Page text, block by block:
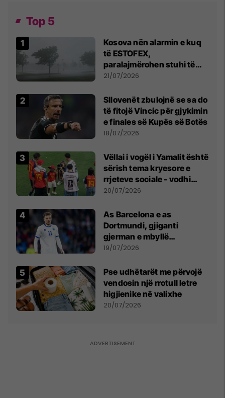
Top 5
Kosova nën alarmin e kuq
të ESTOFEX,
paralajmërohen stuhi të
fuqishme me breshër dhe
21/07/2026
Sllovenët zbulojnë se sa do
të fitojë Vincic për gjykimin
e finales së Kupës së Botës
18/07/2026
Vëllai i vogël i Yamalit është
sërish tema kryesore e
rrjeteve sociale - vodhi
vëmendjen pas finales së
20/07/2026
As Barcelona e as
Dortmundi, gjiganti
gjerman e mbyllë
marrëveshjen për Fisnik
19/07/2026
Pse udhëtarët me përvojë
vendosin një rrotull letre
higjienike në valixhe
20/07/2026